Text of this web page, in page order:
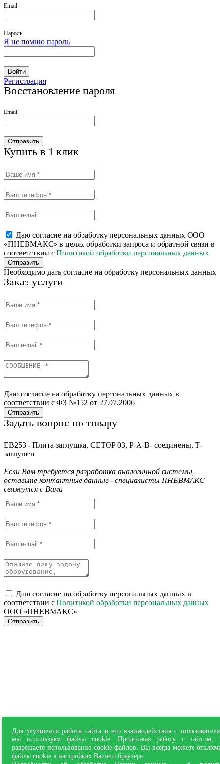
Для улучшения работы сайта и его взаимодействия с
мы используем файлы cookie. Продолжая работу с сайтом,
разрешаете использование cookie-файлов. Вы всегда можете
файлы cookie в настройках Вашего браузера.
Email
Пароль
Я не помню пароль
Войти
Регистрация
Восстановление пароля
Email
Отправить
Купить в 1 клик
Даю согласие на обработку персональных данных ООО
«ПНЕВМАКС» в целях обработки запроса и обратной связи в
соответствии с Политикой обработки персональных данных
Отправить
Необходимо дать согласие на обработку персональных данных
Заказ услуги
Даю согласие на обработку персональных данных в
соответствии с ФЗ №152 от 27.07.2006
Отправить
Задать вопрос по товару
EB253 - Плита-заглушка, CETOP 03, P-A-B- соединены, Т-
заглушен
Если Вам требуется разработка аналогичной системы,
оставьте контактные данные - специалисты ПНЕВМАКС
свяжутся с Вами
Даю согласие на обработку персональных данных в
соответствии с Политикой обработки персональных данных
ООО «ПНЕВМАКС»
Отправить